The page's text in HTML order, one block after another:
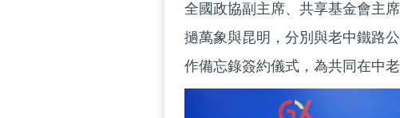
全國政協副主席、共享基金會主
撾萬象與昆明，分別與老中鐵路
作備忘錄簽約儀式，為共同在中